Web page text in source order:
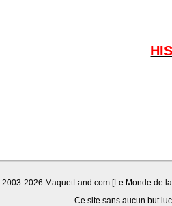
2026 MaquetLand.com [Le Monde de
Ce site sans aucun but